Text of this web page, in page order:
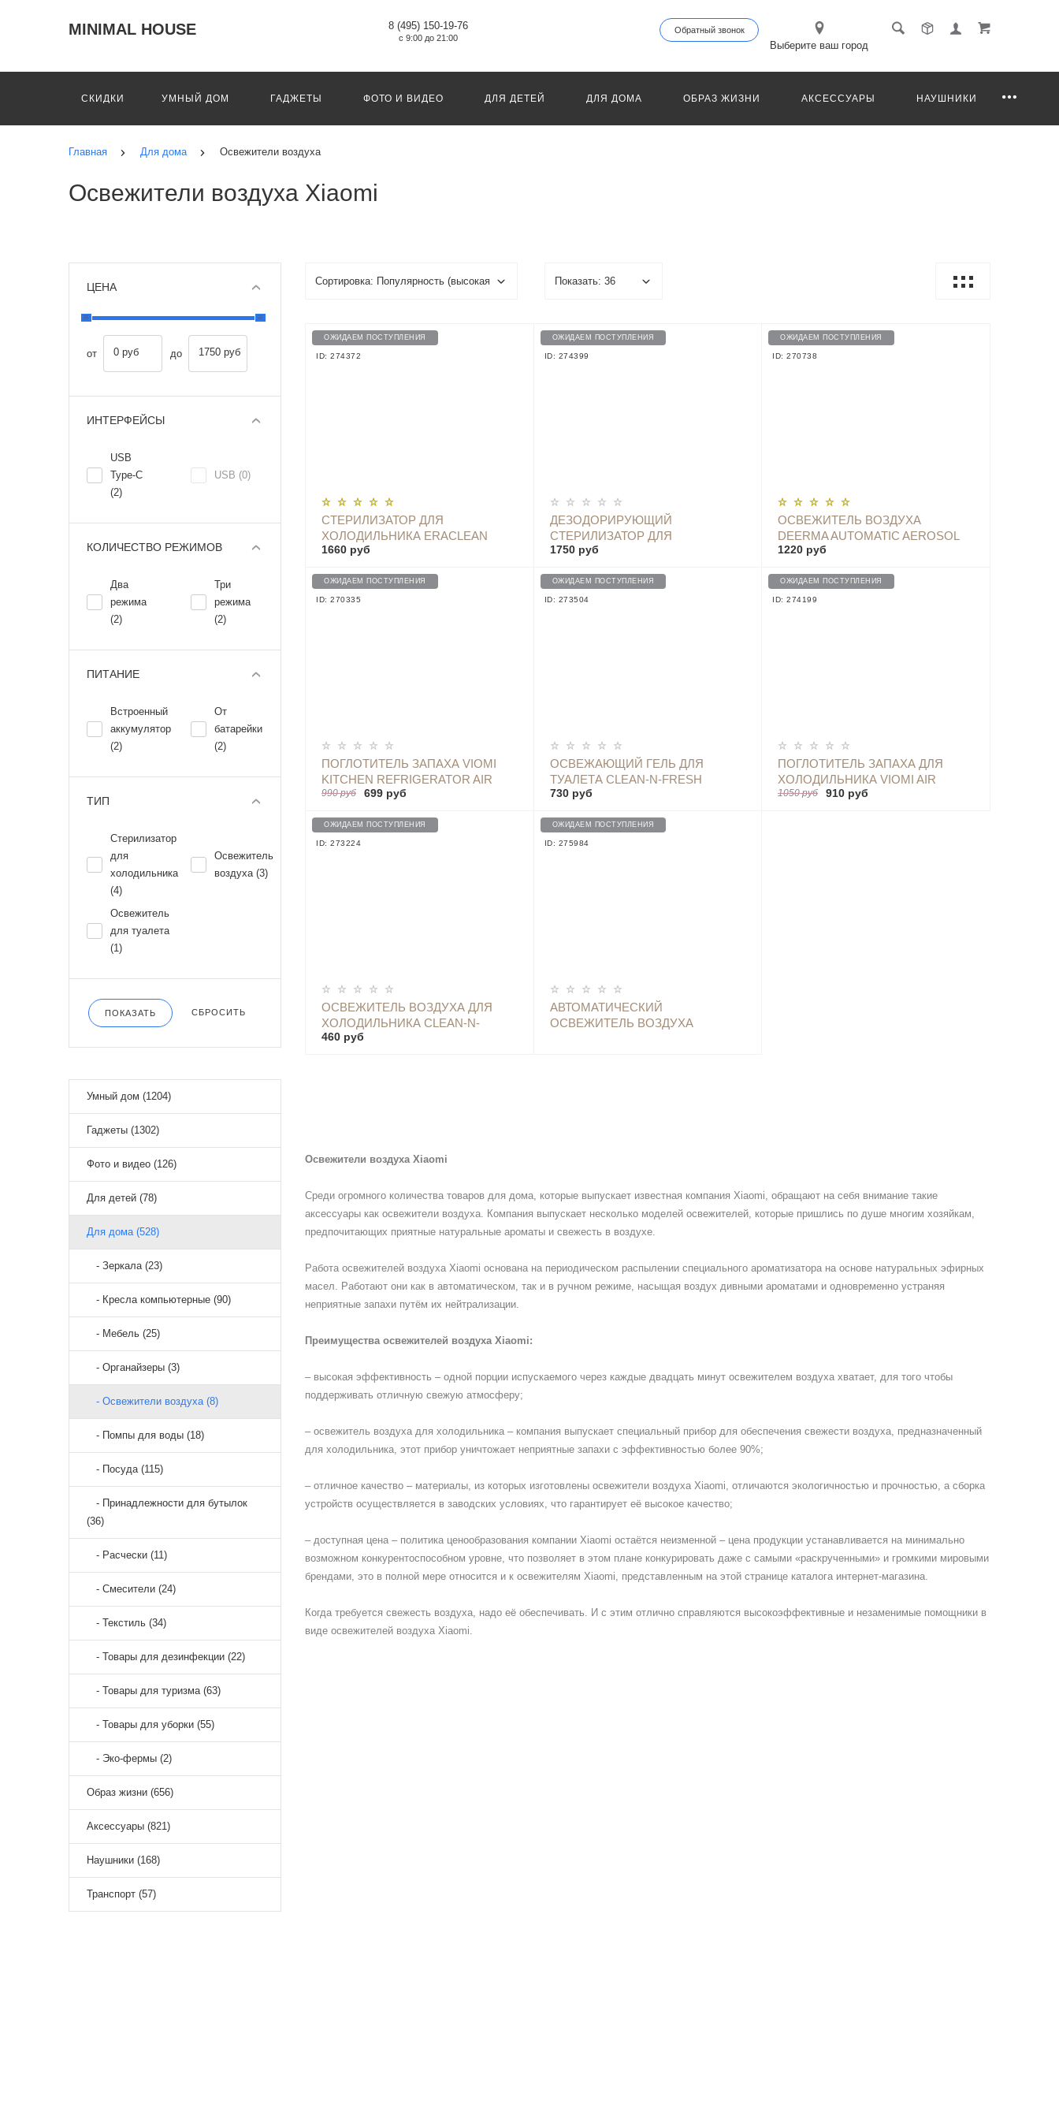
MINIMAL HOUSE 8 (495) 150-19-76
с 9:00 до 21:00
Обратный звонок
Выберите ваш город
СКИДКИ УМНЫЙ ДОМ ГАДЖЕТЫ ФОТО И ВИДЕО ДЛЯ ДЕТЕЙ ДЛЯ ДОМА ОБРАЗ ЖИЗНИ АКСЕССУАРЫ НАУШНИКИ
Главная Для дома Освежители воздуха
Освежители воздуха Xiaomi
ЦЕНА
от 0 руб до 1750 руб
ИНТЕРФЕЙСЫ
USB
Type-C
(2)
USB (0)
КОЛИЧЕСТВО РЕЖИМОВ
Два
режима
(2)
Три
режима
(2)
ПИТАНИЕ
Встроенный
аккумулятор
(2)
От
батарейки
(2)
ТИП
Стерилизатор
для
холодильника
(4)
Освежитель
воздуха (3)
Освежитель
для туалета
(1)
ПОКАЗАТЬ СБРОСИТЬ
Умный дом (1204)
Гаджеты (1302)
Фото и видео (126)
Для детей (78)
Для дома (528)
- Зеркала (23)
- Кресла компьютерные (90)
- Мебель (25)
- Органайзеры (3)
- Освежители воздуха (8)
- Помпы для воды (18)
- Посуда (115)
- Принадлежности для бутылок
(36)
- Расчески (11)
- Смесители (24)
- Текстиль (34)
- Товары для дезинфекции (22)
- Товары для туризма (63)
- Товары для уборки (55)
- Эко-фермы (2)
Образ жизни (656)
Аксессуары (821)
Наушники (168)
Транспорт (57)
ОЖИДАЕМ ПОСТУПЛЕНИЯ
ID: 274372
CТЕРИЛИЗАТОР ДЛЯ
ХОЛОДИЛЬНИКА ERACLEAN
REFRIGERATOR DEODORIZING
1660 руб
ОПОВЕСТИТЬ
ОЖИДАЕМ ПОСТУПЛЕНИЯ
ID: 274399
ДЕЗОДОРИРУЮЩИЙ
СТЕРИЛИЗАТОР ДЛЯ
ХОЛОДИЛЬНИКА LOFANS B5
1750 руб
ОПОВЕСТИТЬ
ОЖИДАЕМ ПОСТУПЛЕНИЯ
ID: 270738
ОСВЕЖИТЕЛЬ ВОЗДУХА
DEERMA AUTOMATIC AEROSOL
DISPENSER - DEM-PX830 WHITE
1220 руб
ОПОВЕСТИТЬ
ОЖИДАЕМ ПОСТУПЛЕНИЯ
ID: 270335
ПОГЛОТИТЕЛЬ ЗАПАХА VIOMI
KITCHEN REFRIGERATOR AIR
PURIFIER STERILIZING ODOR
990 руб 699 руб
ОПОВЕСТИТЬ
ОЖИДАЕМ ПОСТУПЛЕНИЯ
ID: 273504
ОСВЕЖАЮЩИЙ ГЕЛЬ ДЛЯ
ТУАЛЕТА CLEAN-N-FRESH
TOILET GUN GEL, PURPLE
730 руб
ОПОВЕСТИТЬ
ОЖИДАЕМ ПОСТУПЛЕНИЯ
ID: 274199
ПОГЛОТИТЕЛЬ ЗАПАХА ДЛЯ
ХОЛОДИЛЬНИКА VIOMI AIR
FILTER VF-2CB (БЕЛЫЙ)
1050 руб 910 руб
ОПОВЕСТИТЬ
ОЖИДАЕМ ПОСТУПЛЕНИЯ
ID: 273224
ОСВЕЖИТЕЛЬ ВОЗДУХА ДЛЯ
ХОЛОДИЛЬНИКА CLEAN-N-
FRESH REFRIGERATOR
460 руб
ОПОВЕСТИТЬ
ОЖИДАЕМ ПОСТУПЛЕНИЯ
ID: 275984
АВТОМАТИЧЕСКИЙ
ОСВЕЖИТЕЛЬ ВОЗДУХА
ОПОВЕСТИТЬ
Освежители воздуха Xiaomi
Среди огромного количества товаров для дома, которые выпускает известная компания Xiaomi, обращают на себя внимание такие
аксессуары как освежители воздуха. Компания выпускает несколько моделей освежителей, которые пришлись по душе многим хозяйкам,
предпочитающих приятные натуральные ароматы и свежесть в воздухе.
Работа освежителей воздуха Xiaomi основана на периодическом распылении специального ароматизатора на основе натуральных эфирных
масел. Работают они как в автоматическом, так и в ручном режиме, насыщая воздух дивными ароматами и одновременно устраняя
неприятные запахи путём их нейтрализации.
Преимущества освежителей воздуха Xiaomi:
– высокая эффективность – одной порции испускаемого через каждые двадцать минут освежителем воздуха хватает, для того чтобы
поддерживать отличную свежую атмосферу;
– освежитель воздуха для холодильника – компания выпускает специальный прибор для обеспечения свежести воздуха, предназначенный
для холодильника, этот прибор уничтожает неприятные запахи с эффективностью более 90%;
– отличное качество – материалы, из которых изготовлены освежители воздуха Xiaomi, отличаются экологичностью и прочностью, а сборка
устройств осуществляется в заводских условиях, что гарантирует её высокое качество;
– доступная цена – политика ценообразования компании Xiaomi остаётся неизменной – цена продукции устанавливается на минимально
возможном конкурентоспособном уровне, что позволяет в этом плане конкурировать даже с самыми «раскрученными» и громкими мировыми
брендами, это в полной мере относится и к освежителям Xiaomi, представленным на этой странице каталога интернет-магазина.
Когда требуется свежесть воздуха, надо её обеспечивать. И с этим отлично справляются высокоэффективные и незаменимые помощники в
виде освежителей воздуха Xiaomi.